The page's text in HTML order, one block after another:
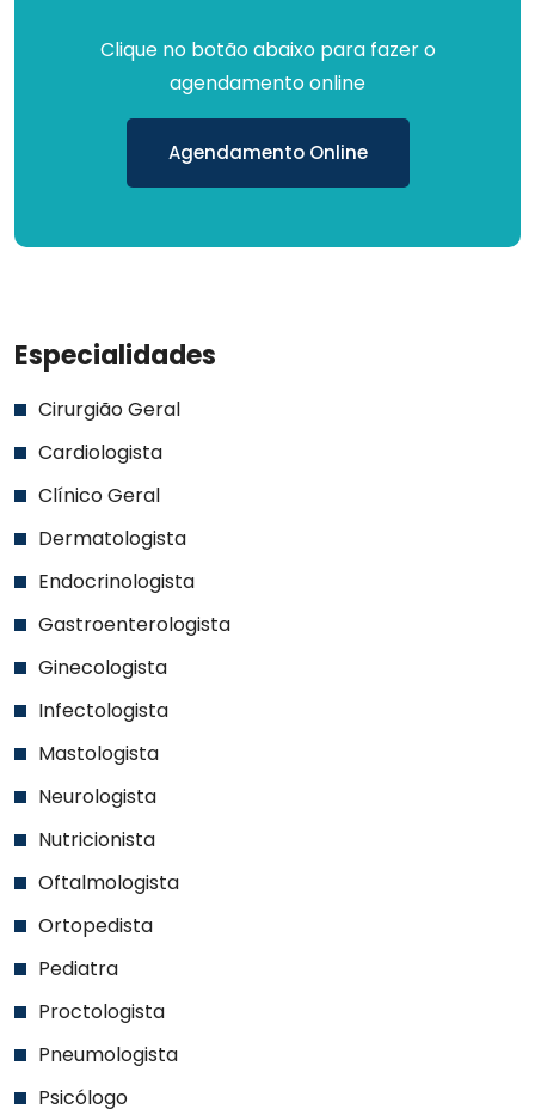
Clique no botão abaixo para fazer o
agendamento online
Agendamento Online
Especialidades
Cirurgião Geral
Cardiologista
Clínico Geral
Dermatologista
Endocrinologista
Gastroenterologista
Ginecologista
Infectologista
Mastologista
Neurologista
Nutricionista
Oftalmologista
Ortopedista
Pediatra
Proctologista
Pneumologista
Psicólogo